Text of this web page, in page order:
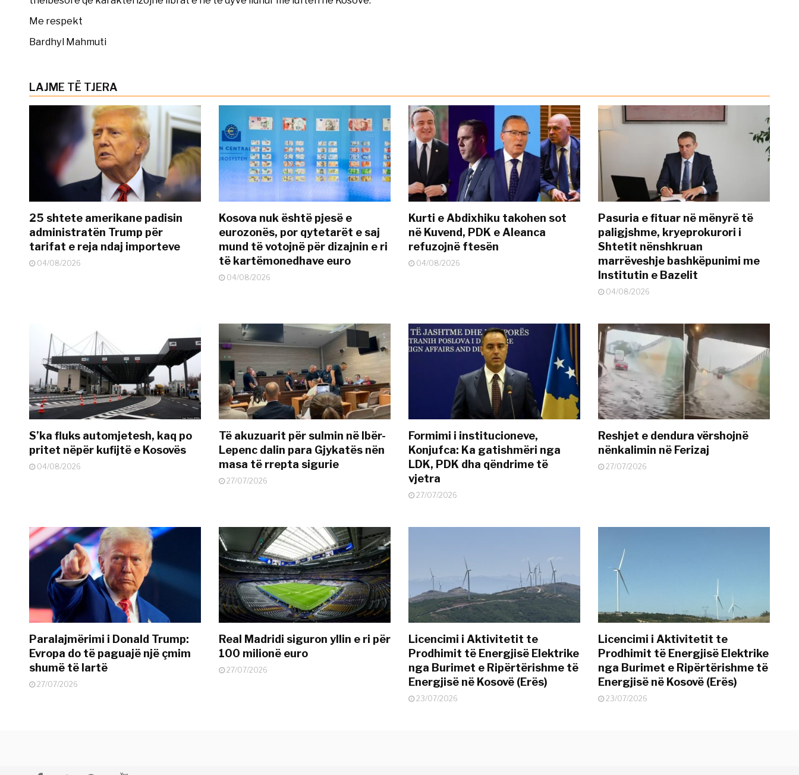
Me respekt
Bardhyl Mahmuti
LAJME TË TJERA
25 shtete amerikane padisin
administratën Trump për
tarifat e reja ndaj importeve
04/08/2026
Kosova nuk është pjesë e
eurozonës, por qytetarët e saj
mund të votojnë për dizajnin e ri
të kartëmonedhave euro
04/08/2026
Kurti e Abdixhiku takohen sot
në Kuvend, PDK e Aleanca
refuzojnë ftesën
04/08/2026
Pasuria e fituar në mënyrë të
paligjshme, kryeprokurori i
Shtetit nënshkruan
marrëveshje bashkëpunimi me
Institutin e Bazelit
04/08/2026
S’ka fluks automjetesh, kaq po
pritet nëpër kufijtë e Kosovës
04/08/2026
Të akuzuarit për sulmin në Ibër-
Lepenc dalin para Gjykatës nën
masa të rrepta sigurie
27/07/2026
Formimi i institucioneve,
Konjufca: Ka gatishmëri nga
LDK, PDK dha qëndrime të
vjetra
27/07/2026
Reshjet e dendura vërshojnë
nënkalimin në Ferizaj
27/07/2026
Paralajmërimi i Donald Trump:
Evropa do të paguajë një çmim
shumë të lartë
27/07/2026
Real Madridi siguron yllin e ri për
100 milionë euro
27/07/2026
Licencimi i Aktivitetit te
Prodhimit të Energjisë Elektrike
nga Burimet e Ripërtërishme të
Energjisë në Kosovë (Erës)
23/07/2026
Licencimi i Aktivitetit te
Prodhimit të Energjisë Elektrike
nga Burimet e Ripërtërishme të
Energjisë në Kosovë (Erës)
23/07/2026